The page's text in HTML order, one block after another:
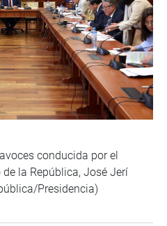
conducida por el
la República, José Jerí
Presidencia)